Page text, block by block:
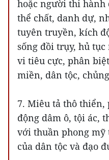
hoặc người thi hành
thể chất, danh dự,
tuyên truyền, kích
sống đồi trụy, hủ
vi tiêu cực, phân
miền, dân tộc,
7. Miêu tả thô
động dâm ô, tội ác,
với thuần phong mỹ
của dân tộc và đạo